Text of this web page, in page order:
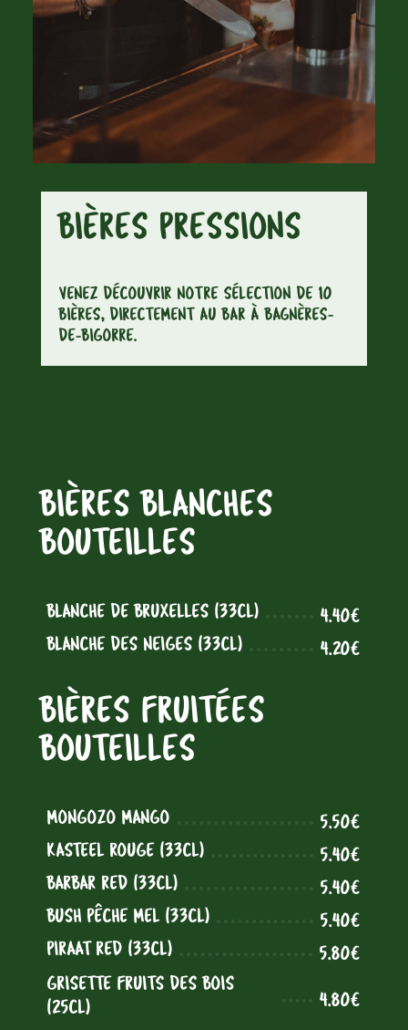
BIÈRES PRESSIONS
VENEZ DÉCOUVRIR NOTRE SÉLECTION DE 10
BIÈRES, DIRECTEMENT AU BAR À BAGNÈRES-
DE-BIGORRE.
BIÈRES BLANCHES
BOUTEILLES
BLANCHE DE BRUXELLES (33CL)
4.40€
BLANCHE DES NEIGES (33CL)
4.20€
BIÈRES FRUITÉES
BOUTEILLES
MONGOZO MANGO
5.50€
KASTEEL ROUGE (33CL)
5.40€
BARBAR RED (33CL)
5.40€
BUSH PÊCHE MEL (33CL)
5.40€
PIRAAT RED (33CL)
5.80€
GRISETTE FRUITS DES BOIS
(25CL)
4.80€